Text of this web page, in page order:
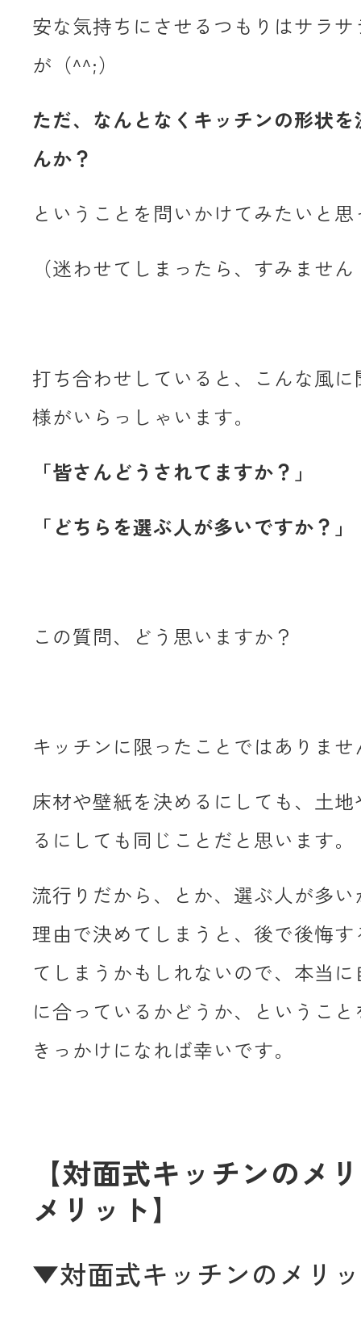
安な気持ちにさせるつもりはサラ
が（^^;）
ただ、なんとなくキッチンの形状
んか？
ということを問いかけてみたいと
（迷わせてしまったら、すみません
打ち合わせしていると、こんな風
様がいらっしゃいます。
「皆さんどうされてますか？」
「どちらを選ぶ人が多いですか？」
この質問、どう思いますか？
キッチンに限ったことではありませ
床材や壁紙を決めるにしても、土
るにしても同じことだと思います。
流行りだから、とか、選ぶ人が多
理由で決めてしまうと、後で後悔
てしまうかもしれないので、本当
に合っているかどうか、というこ
きっかけになれば幸いです。
【対面式キッチンのメ
メリット】
▼対面式キッチンのメリ